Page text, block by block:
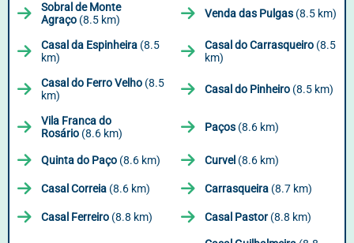
Sobral de Monte
Agraço (8.5 km) Venda das Pulgas (8.5 km)
Casal da Espinheira (8.5
km)
Casal do Carrasqueiro (8.5
km)
Casal do Ferro Velho (8.5
km)
Casal do Pinheiro (8.5 km)
Vila Franca do
Rosário (8.6 km) Paços (8.6 km)
Quinta do Paço (8.6 km) Curvel (8.6 km)
Casal Correia (8.6 km) Carrasqueira (8.7 km)
Casal Ferreiro (8.8 km) Casal Pastor(8.8 km)